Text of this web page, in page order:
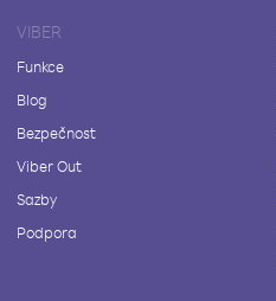
VIBER
Funkce
Blog
Bezpečnost
Viber Out
Sazby
Podpora